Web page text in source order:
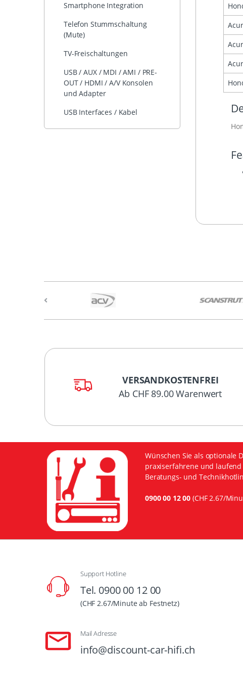
Smartphone Integration
Telefon Stummschaltung
(Mute)
TV-Freischaltungen
USB / AUX / MDI / AMI / PRE-
OUT / HDMI / A/V Konsolen
und Adapter
USB Interfaces / Kabel
VERSANDKOSTENFREI
Ab CHF 89.00 Warenwert
Wünschen Sie als optionale
praxiserfahrene und
Beratungs- und
0900 00 12 00 (CHF 2.67/
Support Hotline
Tel. 0900 00 12 00
(CHF 2.67/Minute ab Festnetz)
Mail Adresse
info@discount-car-hifi.ch